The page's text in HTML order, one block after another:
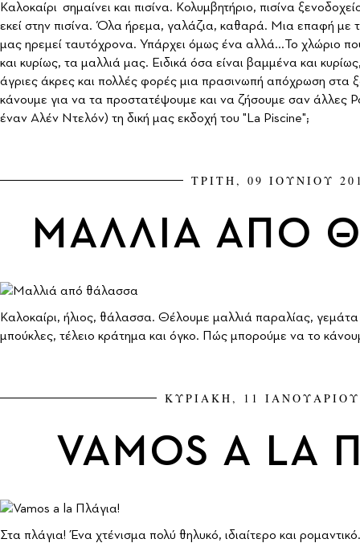
Καλοκαίρι σημαίνει και πισίνα. Κολυμβητήριο, πισίνα
εκεί στην πισίνα. Όλα ήρεμα, γαλάζια, καθαρά. Μια επαφή με
μας ηρεμεί ταυτόχρονα. Υπάρχει όμως ένα αλλά...Το χλώριο
και κυρίως, τα μαλλιά μας. Ειδικά όσα είναι βαμμένα και
άγριες άκρες και πολλές φορές μια πρασινωπή απόχρωση στα
κάνουμε για να τα προστατέψουμε και να ζήσουμε σαν άλλες
έναν Αλέν Ντελόν) τη δική μας εκδοχή του "La Piscine";
ΤΡΙΤΗ, 09 ΙΟΥΝΙΟΥ
ΜΑΛΛΙΑ ΑΠΟ
Καλοκαίρι, ήλιος, θάλασσα. Θέλουμε μαλλιά παραλίας,
μπούκλες, τέλειο κράτημα και όγκο. Πώς μπορούμε να το
ΚΥΡΙΑΚΗ, 11 ΙΑΝΟΥΑΡΙΟΥ
VAMOS A LA
Στα πλάγια! Ένα χτένισμα πολύ θηλυκό, ιδιαίτερο και